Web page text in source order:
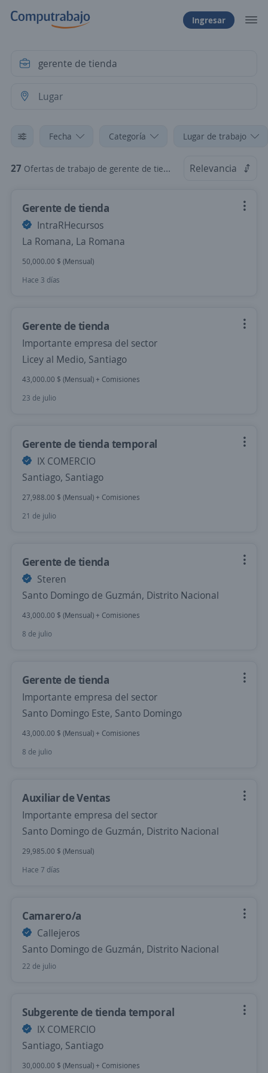
Ingresar
Fecha Categoría Lugar de trabajo
27 Ofertas de trabajo de gerente de tienda Relevancia
Gerente de tienda
IntraRHecursos
La Romana, La Romana
50,000.00 $ (Mensual)
Hace 3 días
Gerente de tienda
Importante empresa del sector
Licey al Medio, Santiago
43,000.00 $ (Mensual) + Comisiones
23 de julio
Gerente de tienda temporal
IX COMERCIO
Santiago, Santiago
27,988.00 $ (Mensual) + Comisiones
21 de julio
Gerente de tienda
Steren
Santo Domingo de Guzmán, Distrito Nacional
43,000.00 $ (Mensual) + Comisiones
8 de julio
Gerente de tienda
Importante empresa del sector
Santo Domingo Este, Santo Domingo
43,000.00 $ (Mensual) + Comisiones
8 de julio
Auxiliar de Ventas
Importante empresa del sector
Santo Domingo de Guzmán, Distrito Nacional
29,985.00 $ (Mensual)
Hace 7 días
Camarero/a
Callejeros
Santo Domingo de Guzmán, Distrito Nacional
22 de julio
Subgerente de tienda temporal
IX COMERCIO
Santiago, Santiago
30,000.00 $ (Mensual) + Comisiones